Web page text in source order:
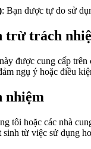
: Bạn được tự do sử
trừ trách
được cung cấp
ngụ ý hoặc điều
nhiệm
tôi hoặc các nhà
từ việc sử dụng